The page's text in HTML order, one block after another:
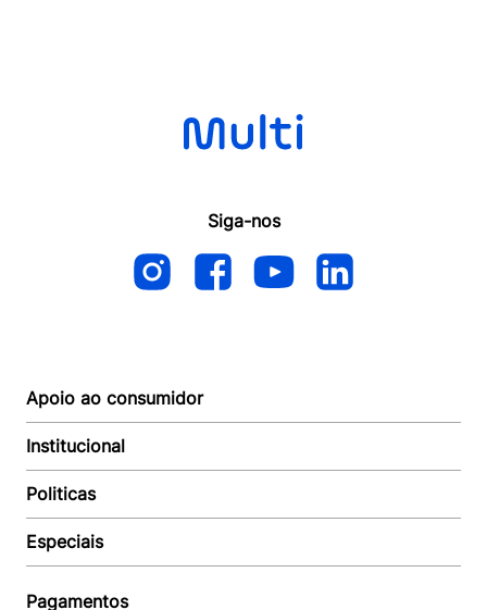
Siga-nos
Apoio ao consumidor
Autoatendimento
Suporte e reparo
Acompanhar Entrega
Baixe o APP
Institucional
Quem somos
Revendedor
Seja um Revendedor
Trabalhe conosco
Politicas
Política de Entrega
Política de Pagamento
Política de Privacidade
Especiais
Pagamentos